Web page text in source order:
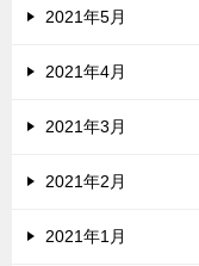
2021年5月
2021年4月
2021年3月
2021年2月
2021年1月